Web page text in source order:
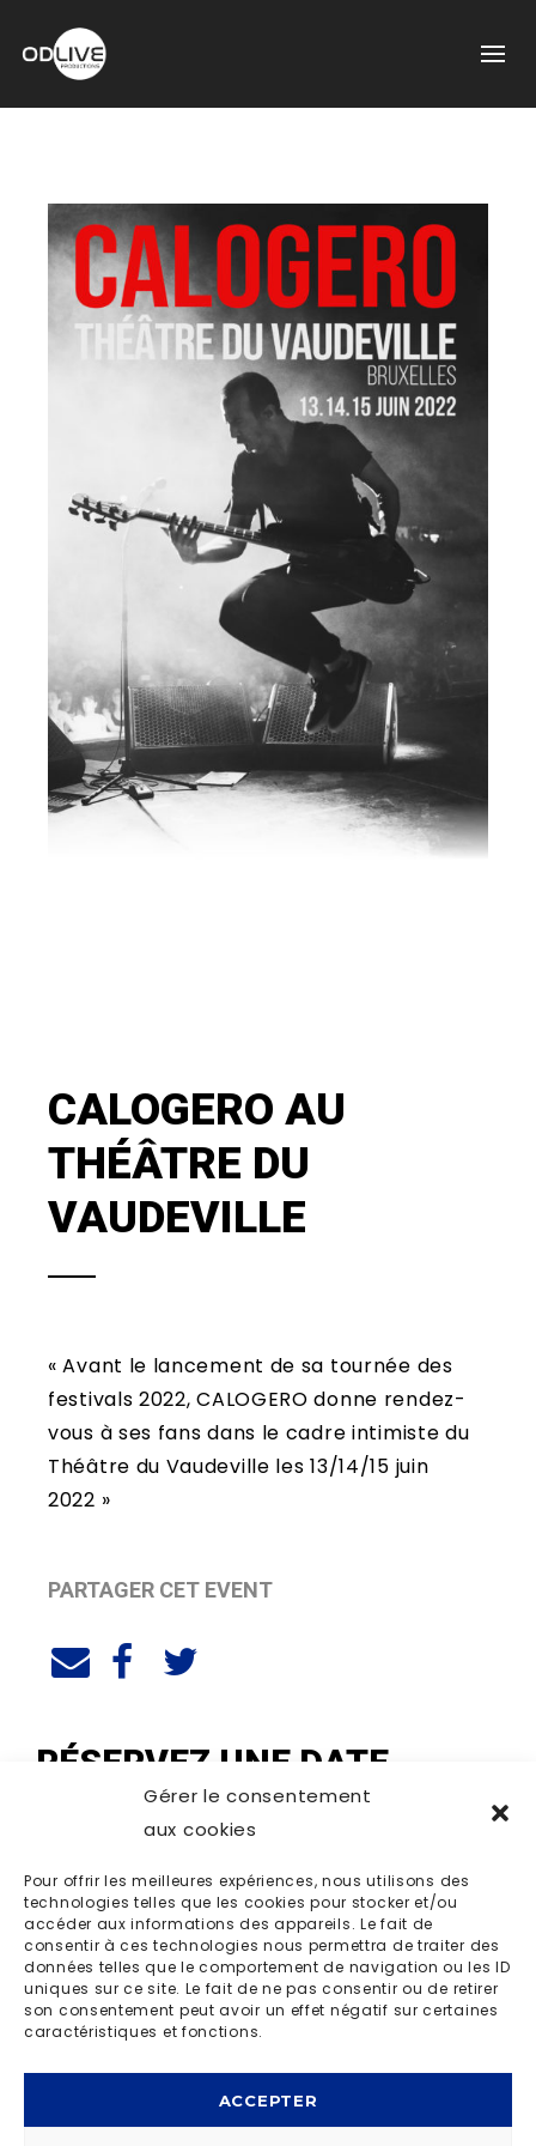
Gérer le consentement
aux cookies
Pour offrir les meilleures expériences, nous utilisons des
technologies telles que les cookies pour stocker et/ou
accéder aux informations des appareils. Le fait de
consentir à ces technologies nous permettra de traiter des
données telles que le comportement de navigation ou les ID
uniques sur ce site. Le fait de ne pas consentir ou de retirer
son consentement peut avoir un effet négatif sur certaines
caractéristiques et fonctions.
ACCEPTER
CALOGERO AU
THÉÂTRE DU
VAUDEVILLE
« Avant le lancement de sa tournée des
festivals 2022, CALOGERO donne rendez-
vous à ses fans dans le cadre intimiste du
Théâtre du Vaudeville les 13/14/15 juin
2022 »
PARTAGER CET EVENT
RÉSERVEZ UNE DATE